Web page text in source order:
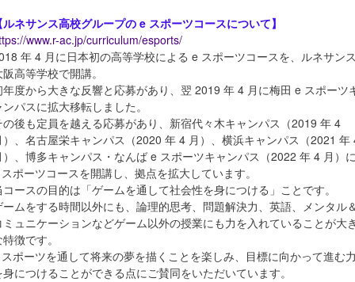
ルネサンス高校グループの e スポーツコースについて】
www.r-ac.jp/curriculum/esports/
年 4 月に日本初の高等学校による e スポーツコースを、ルネサンス
高等学校で開講。
年度から大きな反響と応募があり、翌 2019 年 4 月に梅田 e スポーツ
ンパスに拡大移転しました。
の後も定員を越える応募があり、新宿代々木キャンパス（2019 年 4
）、名古屋栄キャンパス（2020 年 4 月）、横浜キャンパス（2021 年
）、博多キャンパス・なんば e スポーツキャンパス（2022 年 4 月）に
ポーツコースを開講し、拠点を拡大しています。
コースの目的は「ゲームを通して社会性を身につける」ことです。
ームをする時間以外にも、論理的思考、問題解決力、英語、メンタル
ミュニケーションなどゲーム以外の授業にも力を入れていることが大き
徴です。
ポーツを通して将来の夢を描くことを楽しみ、目標に向かって進む力
身につけることができる点にご賛同をいただいています。